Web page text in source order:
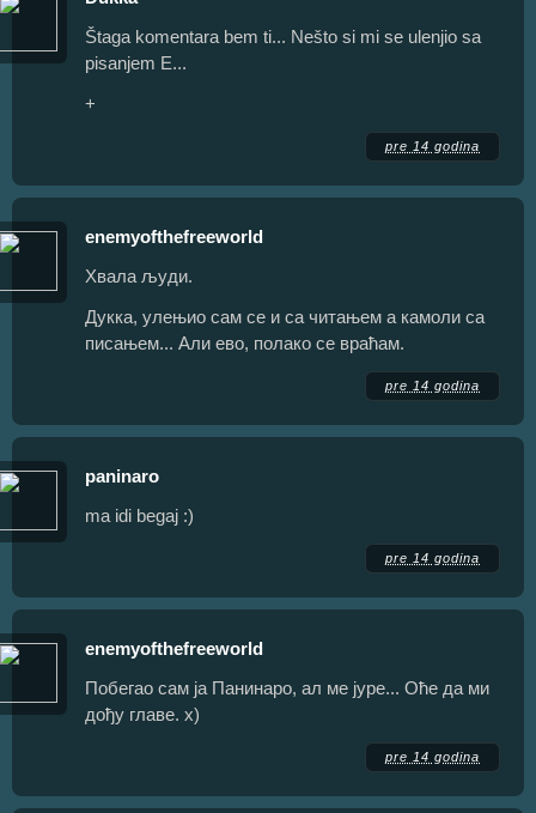
Štaga komentara bem ti... Nešto si mi se ulenjio sa
pisanjem E...
+
pre 14 godina
enemyofthefreeworld
Хвала људи.
Дукка, улењио сам се и са читањем а камоли са
писањем... Али ево, полако се враћам.
pre 14 godina
paninaro
ma idi begaj :)
pre 14 godina
enemyofthefreeworld
Побегао сам ја Панинаро, ал ме јуре... Оће да ми
дођу главе. х)
pre 14 godina